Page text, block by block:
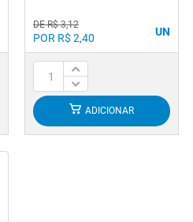
DE R$ 3,12
POR R$ 2,40 UN
ADICIONAR